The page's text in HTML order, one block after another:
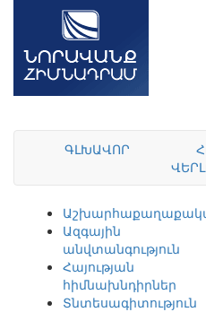
ԳԼԽԱՎՈՐ
Ազգային
անվտանգություն
Հայության
հիմնախնդիրներ
Տնտեսագիտություն